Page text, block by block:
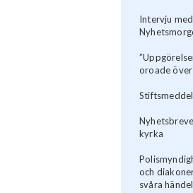
Intervju
oroade
kyrka
och
svåra